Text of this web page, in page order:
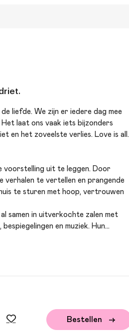
liefde. We zijn er iedere dag mee
laat ons vaak iets bijzonders
en het zoveelste verlies. Love is all.
voorstelling uit te leggen. Door
verhalen te vertellen en prangende
te sturen met hoop, vertrouwen
samen in uitverkochte zalen met
en muziek. Hun
Bestellen